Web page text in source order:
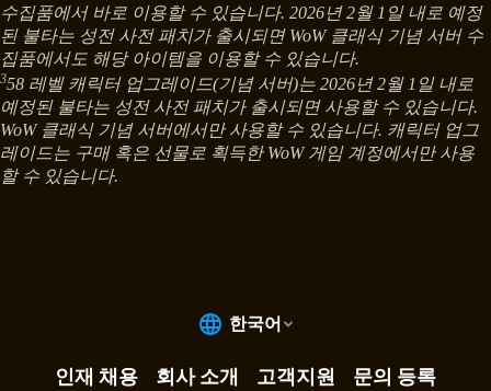
수집품에서 바로 이용할 수 있습니다. 2026년 2월 1일 내로 예정
된 불타는 성전 사전 패치가 출시되면 WoW 클래식 기념 서버 수
집품에서도 해당 아이템을 이용할 수 있습니다.
358 레벨 캐릭터 업그레이드(기념 서버)는 2026년 2월 1일 내로
예정된 불타는 성전 사전 패치가 출시되면 사용할 수 있습니다.
WoW 클래식 기념 서버에서만 사용할 수 있습니다. 캐릭터 업그
레이드는 구매 혹은 선물로 획득한 WoW 게임 계정에서만 사용
할 수 있습니다.